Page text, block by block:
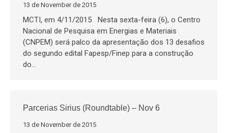
13 de November de 2015
MCTI, em 4/11/2015 Nesta sexta-feira (6), o Centro
Nacional de Pesquisa em Energias e Materiais
(CNPEM) será palco da apresentação dos 13 desafios
do segundo edital Fapesp/Finep para a construção
do…
Parcerias Sirius (Roundtable) – Nov 6
13 de November de 2015